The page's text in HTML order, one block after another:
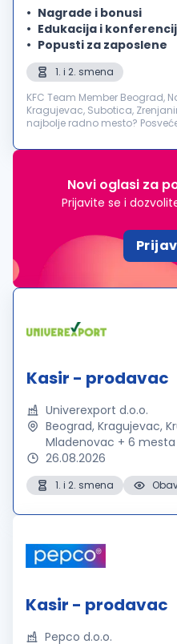
Nagrade i bonusi
Edukacija i
Popusti za zaposlene
1. i 2. smena
KFC Team Member Beograd,
Kragujevac, Subotica, Zrenjanin,
najbolje radno mesto? Posvećeni smo razvoju naših
transparentan i sva...
Novi oglasi za
Prijavite se i
Kasir - prodavac
Univerexport d.o.o.
Beograd, Kragujevac,
Mladenovac + 6 mesta
26.08.2026
1. i 2. smena
Kasir - prodavac
Pepco d.o.o.